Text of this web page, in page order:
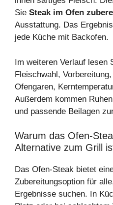
Sie Steak im Ofen
Ausstattung. Das
jede Küche mit Backofen.
Im weiteren Verlauf lesen
Fleischwahl,
Ofengaren,
Außerdem kommen
und passende Beilagen
Warum das
Alternative zum Grill
Das Ofen‑Steak bietet
Zubereitungsoption für
Ergebnisse suchen. In